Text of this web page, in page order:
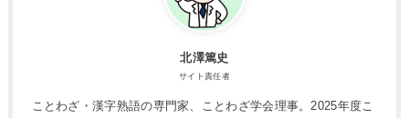
北澤篤史
サイト責任者
ことわざ・漢字熟語の専門家、ことわざ学会理事。2025年度こ